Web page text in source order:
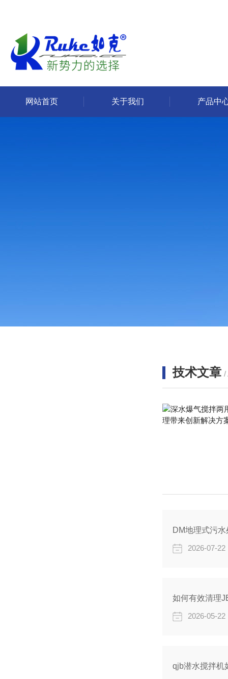
网站首页 关于我们 产品中
技术文章 /
DM地理式污
2026-07-22
如何有效清理
2026-05-22
qjb潜水搅拌机